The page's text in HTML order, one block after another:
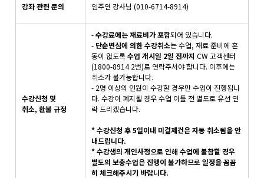
강좌 관련 문의 임주연 강사님 (010-6714-8914)
수강신청 및
취소, 환불 규정
-수강료에는 재료비가 포함되어 있습니다.
- 단순변심에 의한 수강취소는 수업, 재료 준비에 혼
동이 없도록수업 개시일 2일 전까지 CW 고객센터
(1800-8914 2번)로 연락주셔야 합니다. 이후에는
취소가 불가능합니다.
- 2명 이상의 인원이 수강할 경우만 수업이 진행됩니
다. 수강이 폐지될 경우 수업 이틀 전 별도로 유선 연
락 드리겠습니다.
* 수강신청 후 5일이내 미결제건은 자동 취소됨을 안
내드립니다.
* 수강생의 개인사정으로 인해 수업에 불참할 경우
별도의 보충수업은 진행이 불가하므로 일정을 꼼꼼
히 체크해주시기 바랍니다.